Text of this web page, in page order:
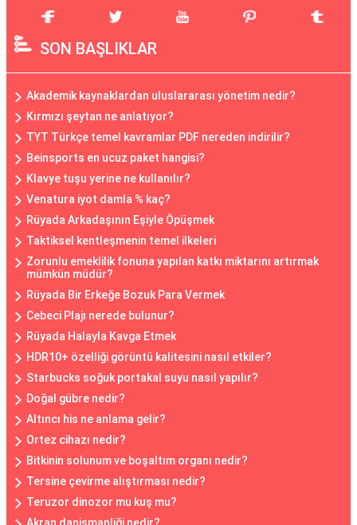
SON BAŞLIKLAR
Akademik kaynaklardan uluslararası yönetim nedir?
Kırmızı şeytan ne anlatıyor?
TYT Türkçe temel kavramlar PDF nereden indirilir?
Beinsports en ucuz paket hangisi?
Klavye tuşu yerine ne kullanılır?
Venatura iyot damla % kaç?
Rüyada Arkadaşının Eşiyle Öpüşmek
Taktiksel kentleşmenin temel ilkeleri
Zorunlu emeklilik fonuna yapılan katkı miktarını artırmak
mümkün müdür?
Rüyada Bir Erkeğe Bozuk Para Vermek
Cebeci Plajı nerede bulunur?
Rüyada Halayla Kavga Etmek
HDR10+ özelliği görüntü kalitesini nasıl etkiler?
Starbucks soğuk portakal suyu nasıl yapılır?
Doğal gübre nedir?
Altıncı his ne anlama gelir?
Ortez cihazı nedir?
Bitkinin solunum ve boşaltım organı nedir?
Tersine çevirme alıştırması nedir?
Teruzor dinozor mu kuş mu?